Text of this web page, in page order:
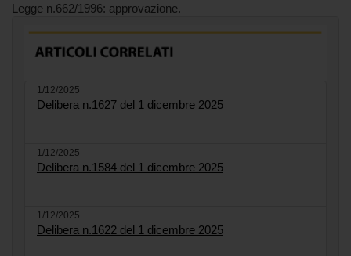
Legge n.662/1996: approvazione.
1/12/2025
Delibera n.1627 del 1 dicembre 2025
1/12/2025
Delibera n.1584 del 1 dicembre 2025
1/12/2025
Delibera n.1622 del 1 dicembre 2025